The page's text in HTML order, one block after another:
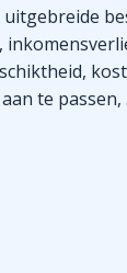
te passen,